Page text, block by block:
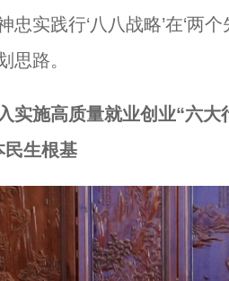
忠实践行‘八八战略’在‘两
思路。
实施高质量就业创业“六
民生根基